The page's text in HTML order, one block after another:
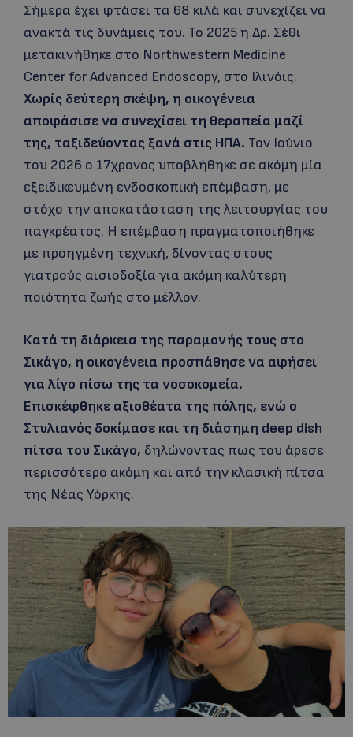
Σήμερα έχει φτάσει τα 68 κιλά και συνεχίζει να
ανακτά τις δυνάμεις του. Το 2025 η Δρ. Σέθι
μετακινήθηκε στο Northwestern Medicine
Center for Advanced Endoscopy, στο Ιλινόις.
Χωρίς δεύτερη σκέψη, η οικογένεια
αποφάσισε να συνεχίσει τη θεραπεία μαζί
της, ταξιδεύοντας ξανά στις ΗΠΑ. Τον Ιούνιο
του 2026 ο 17χρονος υποβλήθηκε σε ακόμη μία
εξειδικευμένη ενδοσκοπική επέμβαση, με
στόχο την αποκατάσταση της λειτουργίας του
παγκρέατος. Η επέμβαση πραγματοποιήθηκε
με προηγμένη τεχνική, δίνοντας στους
γιατρούς αισιοδοξία για ακόμη καλύτερη
ποιότητα ζωής στο μέλλον.
Κατά τη διάρκεια της παραμονής τους στο
Σικάγο, η οικογένεια προσπάθησε να αφήσει
για λίγο πίσω της τα νοσοκομεία.
Επισκέφθηκε αξιοθέατα της πόλης, ενώ ο
Στυλιανός δοκίμασε και τη διάσημη deep dish
πίτσα του Σικάγο, δηλώνοντας πως του άρεσε
περισσότερο ακόμη και από την κλασική πίτσα
της Νέας Υόρκης.